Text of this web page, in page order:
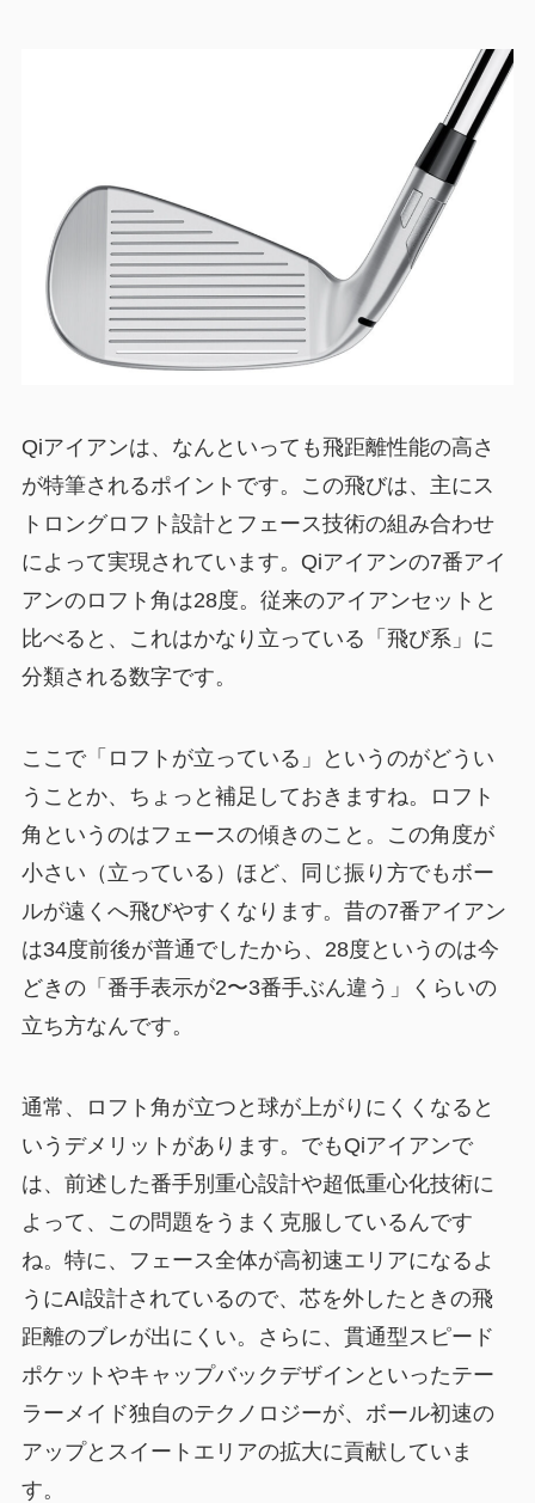
Qiアイアンは、なんといっても飛距離性能の高さ
が特筆されるポイントです。この飛びは、主にス
トロングロフト設計とフェース技術の組み合わせ
によって実現されています。Qiアイアンの7番アイ
アンのロフト角は28度。従来のアイアンセットと
比べると、これはかなり立っている「飛び系」に
分類される数字です。
ここで「ロフトが立っている」というのがどうい
うことか、ちょっと補足しておきますね。ロフト
角というのはフェースの傾きのこと。この角度が
小さい（立っている）ほど、同じ振り方でもボー
ルが遠くへ飛びやすくなります。昔の7番アイアン
は34度前後が普通でしたから、28度というのは今
どきの「番手表示が2〜3番手ぶん違う」くらいの
立ち方なんです。
通常、ロフト角が立つと球が上がりにくくなると
いうデメリットがあります。でもQiアイアンで
は、前述した番手別重心設計や超低重心化技術に
よって、この問題をうまく克服しているんです
ね。特に、フェース全体が高初速エリアになるよ
うにAI設計されているので、芯を外したときの飛
距離のブレが出にくい。さらに、貫通型スピード
ポケットやキャップバックデザインといったテー
ラーメイド独自のテクノロジーが、ボール初速の
アップとスイートエリアの拡大に貢献していま
す。